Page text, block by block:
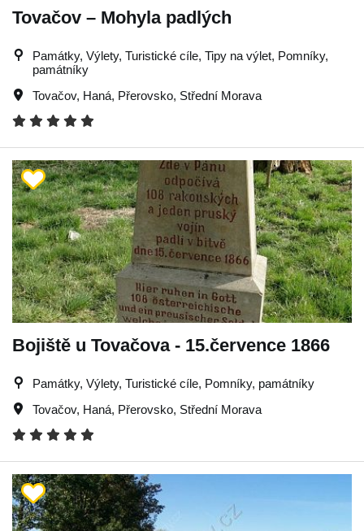
Tovačov – Mohyla padlých
Památky, Výlety, Turistické cíle, Tipy na výlet, Pomníky,
památníky
Tovačov, Haná, Přerovsko, Střední Morava
Bojiště u Tovačova - 15.července 1866
Památky, Výlety, Turistické cíle, Pomníky, památníky
Tovačov, Haná, Přerovsko, Střední Morava